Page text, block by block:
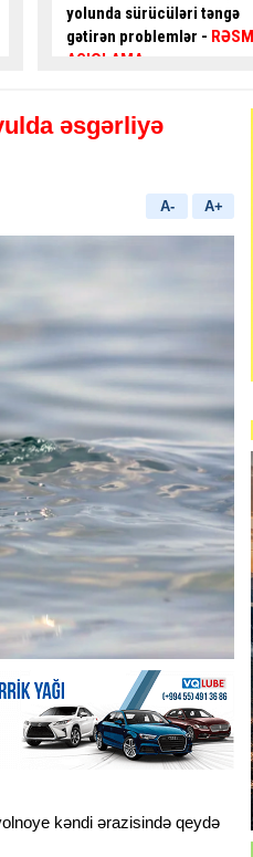
hərəkətialternativ küçələrlə
təşkil ediləcək
əsgərliyə
A- A+
kəndi ərazisində qeydə